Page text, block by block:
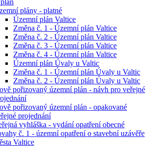
plány - platné
Územní plán Valtice
Změna č. 1 - Územní plán Valtice
Změna č. 2 - Územní plán Valtice
Změna č. 3 - Územní plán Valtice
Změna č. 4 - Územní plán Valtice
Územní plán Úvaly u Valtic
Změna č. 1 - Územní plán Úvaly u Valtic
Změna č. 2 - Územní plán Úvaly u Valtic
pořizovaný územní plán - návh pro veřejné
pořizovaný územní plán - opakované
projednání
vyhláška - vydání opatření obecné
č. 1 - územní opatření o stavební uzávěře
Valtice